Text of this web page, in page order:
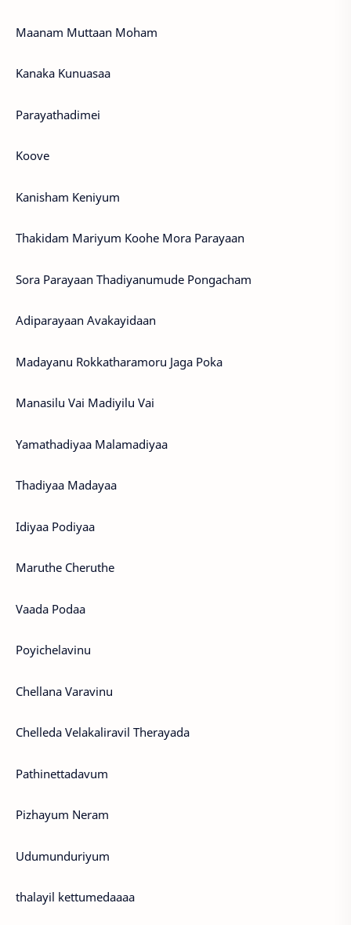
Maanam Muttaan Moham
Kanaka Kunuasaa
Parayathadimei
Koove
Kanisham Keniyum
Thakidam Mariyum Koohe Mora Parayaan
Sora Parayaan Thadiyanumude Pongacham
Adiparayaan Avakayidaan
Madayanu Rokkatharamoru Jaga Poka
Manasilu Vai Madiyilu Vai
Yamathadiyaa Malamadiyaa
Thadiyaa Madayaa
Idiyaa Podiyaa
Maruthe Cheruthe
Vaada Podaa
Poyichelavinu
Chellana Varavinu
Chelleda Velakaliravil Therayada
Pathinettadavum
Pizhayum Neram
Udumunduriyum
thalayil kettumedaaaa